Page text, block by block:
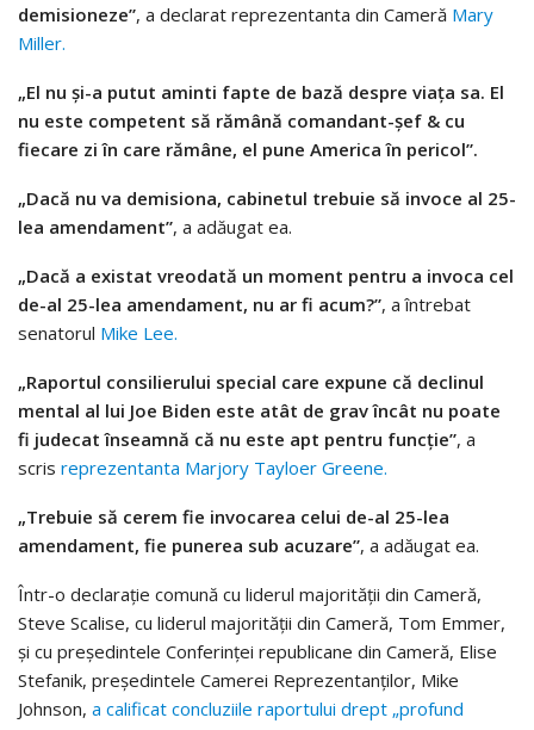
demisioneze”, a declarat reprezentanta din Cameră Mary
Miller.
„El nu și-a putut aminti fapte de bază despre viața sa. El
nu este competent să rămână comandant-șef & cu
fiecare zi în care rămâne, el pune America în pericol”.
„Dacă nu va demisiona, cabinetul trebuie să invoce al 25-
lea amendament”, a adăugat ea.
„Dacă a existat vreodată un moment pentru a invoca cel
de-al 25-lea amendament, nu ar fi acum?”, a întrebat
senatorul Mike Lee.
„Raportul consilierului special care expune că declinul
mental al lui Joe Biden este atât de grav încât nu poate
fi judecat înseamnă că nu este apt pentru funcție”, a
scris reprezentanta Marjory Tayloer Greene.
„Trebuie să cerem fie invocarea celui de-al 25-lea
amendament, fie punerea sub acuzare”, a adăugat ea.
Într-o declarație comună cu liderul majorității din Cameră,
Steve Scalise, cu liderul majorității din Cameră, Tom Emmer,
și cu președintele Conferinței republicane din Cameră, Elise
Stefanik, președintele Camerei Reprezentanților, Mike
Johnson, a calificat concluziile raportului drept „profund